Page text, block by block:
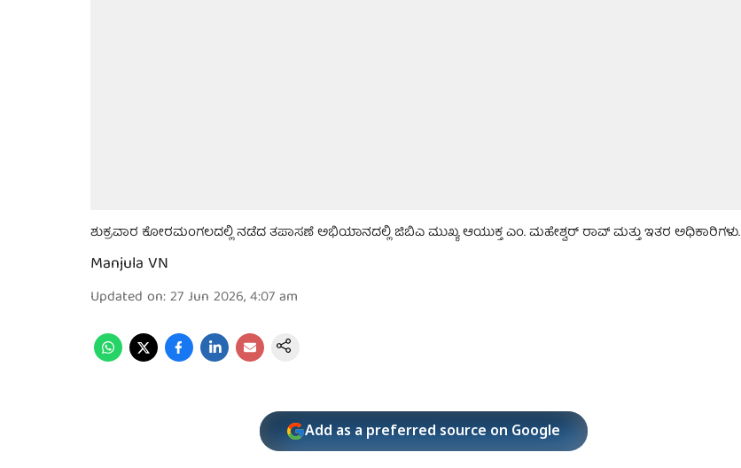
ಶುಕ್ರವಾರ ಕೋರಮಂಗಲದಲ್ಲಿ ನಡೆದ ತಪಾಸಣೆ ಅಭಿಯಾನದಲ್ಲಿ ಜಿಬಿಎ ಮುಖ್ಯ ಆಯುಕ್ತ ಎಂ. ಮಹೇಶ್ವರ್ ರಾವ್ ಮತ್ತು ಇತರ ಅಧಿಕಾರಿಗಳು.
Manjula VN
Updated on:27 Jun 2026, 4:07 am
Add as a preferred source on Google